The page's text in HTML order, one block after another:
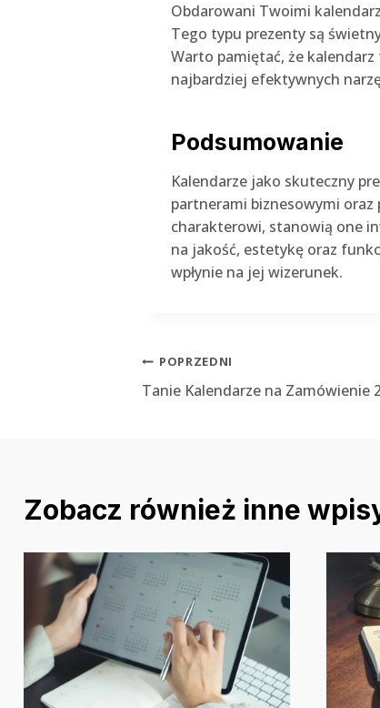
Obdarowani Twoimi
Tego typu prezenty są
Warto pamiętać, że
najbardziej efektywnych
Podsumowanie
Kalendarze jako skuteczny
partnerami biznesowymi oraz
charakterowi, stanowią one
na jakość, estetykę oraz
wpłynie na jej wizerunek.
Nawigacja
POPRZEDNI
Tanie Kalendarze na Zamówienie
Zobacz również inne